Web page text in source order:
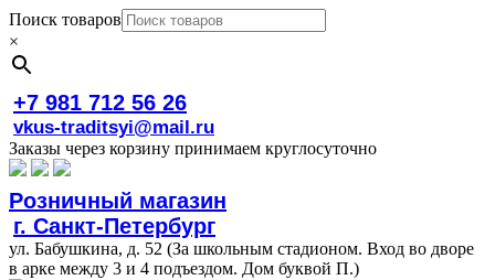
Поиск товаров
×
+7 981 712 56 26
vkus-traditsyi@mail.ru
Заказы через корзину принимаем круглосуточно
Розничный магазин
г. Санкт-Петербург
ул. Бабушкина, д. 52 (За школьным стадионом. Вход во дворе
в арке между 3 и 4 подъездом. Дом буквой П.)